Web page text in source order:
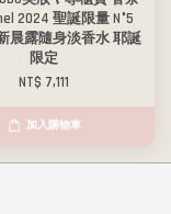
2024 聖誕限量 N°5
晨露隨身淡香水 耶誕
限定
NT$ 7,111
加入購物車